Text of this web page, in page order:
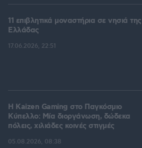
11 επιβλητικά μοναστήρια σε νησιά της
Ελλάδας
17.06.2026, 22:51
H Kaizen Gaming στο Παγκόσμιο
Kύπελλο: Μία διοργάνωση, δώδεκα
πόλεις, χιλιάδες κοινές στιγμές
05.08.2026, 08:38